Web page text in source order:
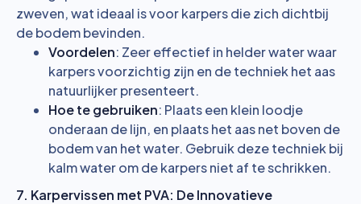
zweven, wat ideaal is voor karpers die zich dichtbij
de bodem bevinden.
Voordelen: Zeer effectief in helder water waar
karpers voorzichtig zijn en de techniek het aas
natuurlijker presenteert.
Hoe te gebruiken: Plaats een klein loodje
onderaan de lijn, en plaats het aas net boven de
bodem van het water. Gebruik deze techniek bij
kalm water om de karpers niet af te schrikken.
7. Karpervissen met PVA: De Innovatieve